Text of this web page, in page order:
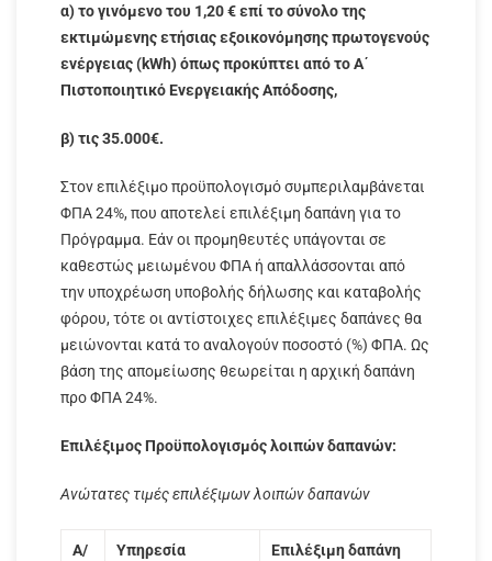
α) το γινόμενο του 1,20 € επί το σύνολο της
εκτιμώμενης ετήσιας εξοικονόμησης πρωτογενούς
ενέργειας (kWh) όπως προκύπτει από το Α΄
Πιστοποιητικό Ενεργειακής Απόδοσης,
β) τις 35.000€.
Στον επιλέξιμο προϋπολογισμό συμπεριλαμβάνεται
ΦΠΑ 24%, που αποτελεί επιλέξιμη δαπάνη για το
Πρόγραμμα. Εάν οι προμηθευτές υπάγονται σε
καθεστώς μειωμένου ΦΠΑ ή απαλλάσσονται από
την υποχρέωση υποβολής δήλωσης και καταβολής
φόρου, τότε οι αντίστοιχες επιλέξιμες δαπάνες θα
μειώνονται κατά το αναλογούν ποσοστό (%) ΦΠΑ. Ως
βάση της απομείωσης θεωρείται η αρχική δαπάνη
προ ΦΠΑ 24%.
Επιλέξιμος Προϋπολογισμός λοιπών δαπανών:
Ανώτατες τιμές επιλέξιμων λοιπών δαπανών
Α/
Υπηρεσία
Επιλέξιμη δαπάνη